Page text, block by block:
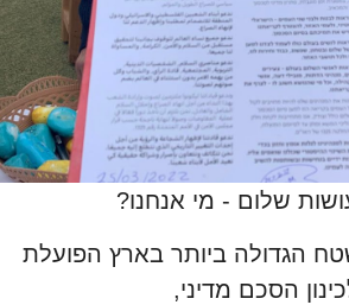
שלום - מי אנחנו?
הגדולה ביותר בארץ הפועלת
הסכם מדיני,